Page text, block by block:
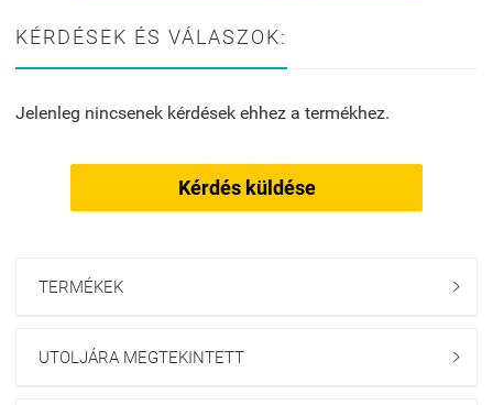
KÉRDÉSEK ÉS VÁLASZOK:
Jelenleg nincsenek kérdések ehhez a termékhez.
Kérdés küldése
TERMÉKEK 
UTOLJÁRA MEGTEKINTETT 